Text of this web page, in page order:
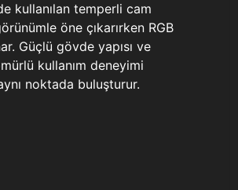
kullanılan temperli cam
öne çıkarırken RGB
Güçlü gövde yapısı ve
kullanım deneyimi
noktada buluşturur.